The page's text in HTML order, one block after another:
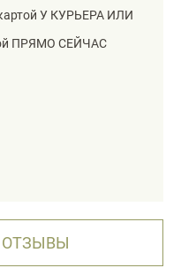
У КУРЬЕРА ИЛИ
ПРЯМО СЕЙЧАС